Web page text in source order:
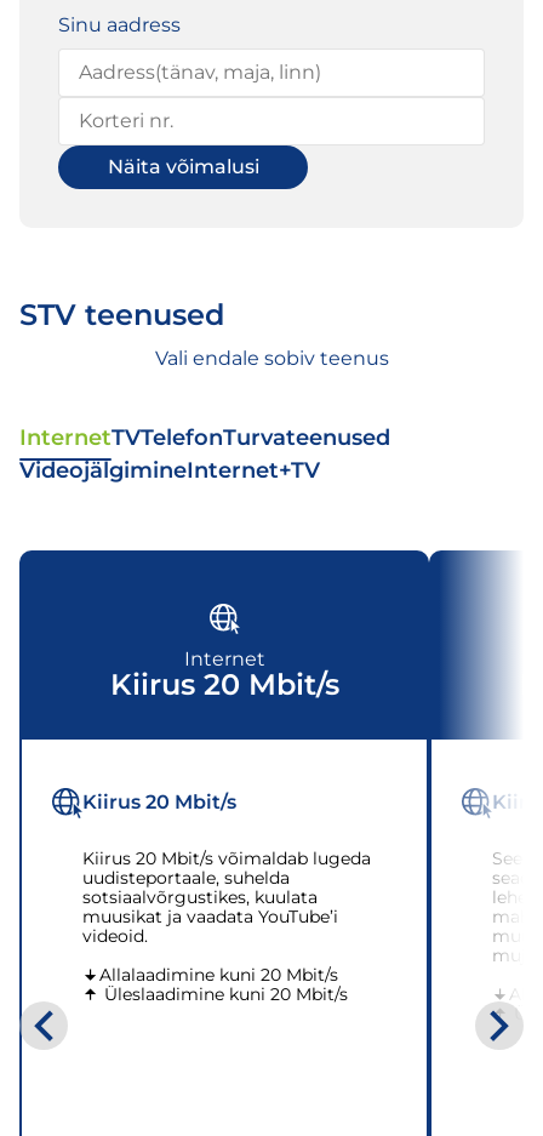
Sinu aadress
Näita võimalusi
STV teenused
Vali endale sobiv teenus
InternetTVTelefonTurvateenused
VideojälgimineInternet+TV
Internet
Kiirus 20 Mbit/s
Kiirus 20 Mbit/s
Kiirus 20 Mbit/s võimaldab lugeda
uudisteportaale, suhelda
sotsiaalvõrgustikes, kuulata
muusikat ja vaadata YouTube’i
videoid.
Allalaadimine kuni 20 Mbit/s
Üleslaadimine kuni 20 Mbit/s
See